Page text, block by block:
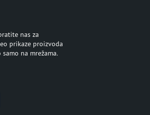
nas za
prikaze proizvoda
na mrežama.